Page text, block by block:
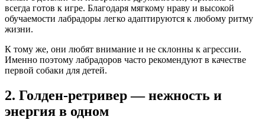
всегда готов к игре. Благодаря мягкому нраву и высокой
обучаемости лабрадоры легко адаптируются к любому ритму
жизни.
К тому же, они любят внимание и не склонны к агрессии.
Именно поэтому лабрадоров часто рекомендуют в качестве
первой собаки для детей.
2. Голден-ретривер — нежность и
энергия в одном